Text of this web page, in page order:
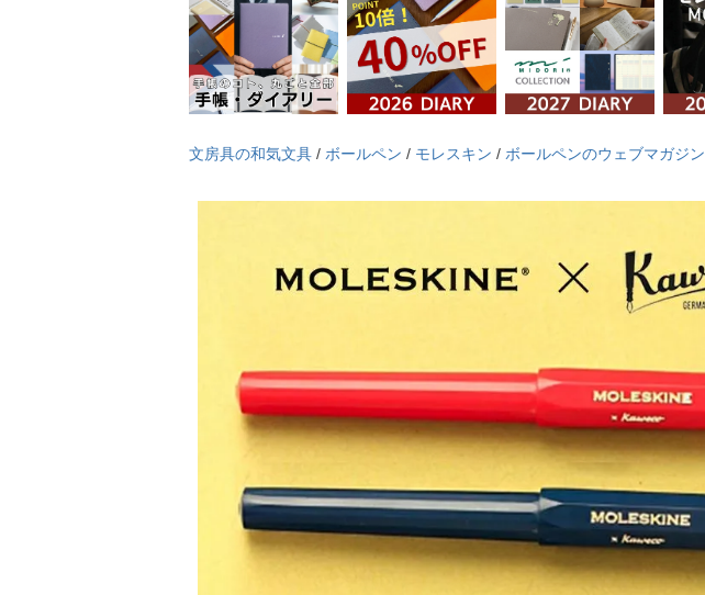
文房具の和気文具 / ボールペン / モレスキン / ボールペンのウェブマガジン